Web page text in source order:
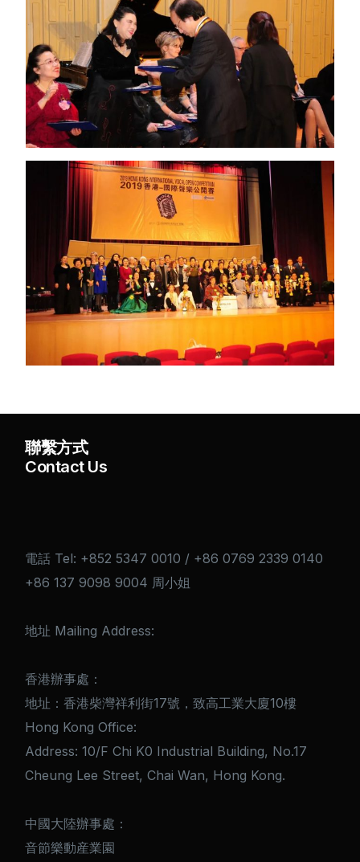
聯繫方式
Contact Us
電話 Tel: +852 5347 0010 / +86 0769 2339 0140
+86 137 9098 9004 周小姐
地址 Mailing Address:
香港辦事處：
地址：香港柴灣祥利街17號，致高工業大廈10樓
Hong Kong Office:
Address: 10/F Chi K0 Industrial Building, No.17
Cheung Lee Street, Chai Wan, Hong Kong.
中國大陸辦事處：
音節樂動産業園